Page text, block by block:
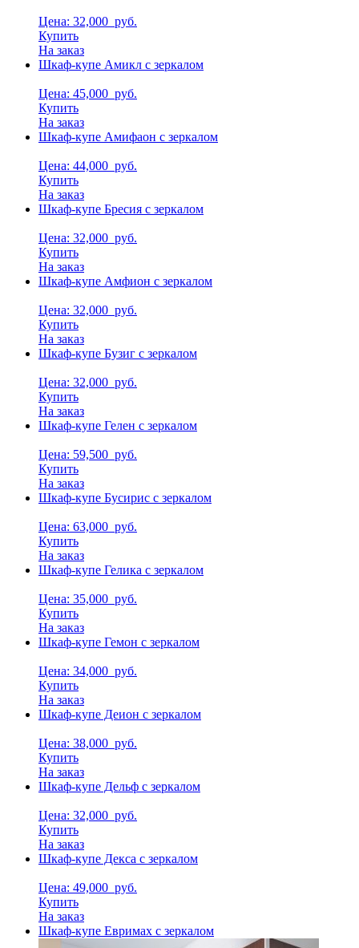
Цена: 32,000 руб.
Купить
На заказ
Шкаф-купе Амикл с зеркалом
Цена: 45,000 руб.
Купить
На заказ
Шкаф-купе Амифаон с зеркалом
Цена: 44,000 руб.
Купить
На заказ
Шкаф-купе Бресия с зеркалом
Цена: 32,000 руб.
Купить
На заказ
Шкаф-купе Амфион с зеркалом
Цена: 32,000 руб.
Купить
На заказ
Шкаф-купе Бузиг с зеркалом
Цена: 32,000 руб.
Купить
На заказ
Шкаф-купе Гелен с зеркалом
Цена: 59,500 руб.
Купить
На заказ
Шкаф-купе Бусирис с зеркалом
Цена: 63,000 руб.
Купить
На заказ
Шкаф-купе Гелика с зеркалом
Цена: 35,000 руб.
Купить
На заказ
Шкаф-купе Гемон с зеркалом
Цена: 34,000 руб.
Купить
На заказ
Шкаф-купе Деион с зеркалом
Цена: 38,000 руб.
Купить
На заказ
Шкаф-купе Дельф с зеркалом
Цена: 32,000 руб.
Купить
На заказ
Шкаф-купе Декса с зеркалом
Цена: 49,000 руб.
Купить
На заказ
Шкаф-купе Евримах с зеркалом